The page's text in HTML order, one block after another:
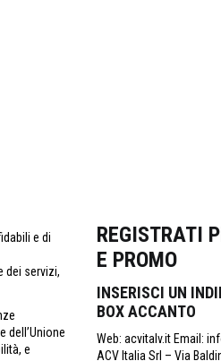
e di
dei servizi,
dell’Unione
e
REGISTRATI
E PROMO
INSERISCI UN
BOX ACCANTO
Web: acvitalv.it Email:
ACV Italia Srl – Via